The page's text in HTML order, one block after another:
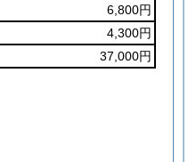
6,800円
4,300円
37,000円